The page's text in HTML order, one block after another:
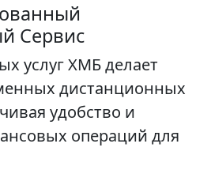
Сервис
услуг ХМБ делает
дистанционных
удобство и
операций для